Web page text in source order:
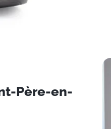
Père-en-